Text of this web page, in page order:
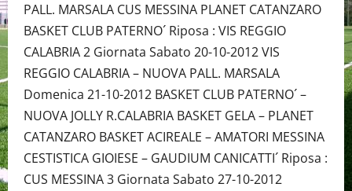
PALL. MARSALA CUS MESSINA PLANET CATANZARO
BASKET CLUB PATERNO´ Riposa : VIS REGGIO
CALABRIA 2 Giornata Sabato 20-10-2012 VIS
REGGIO CALABRIA – NUOVA PALL. MARSALA
Domenica 21-10-2012 BASKET CLUB PATERNO´ –
NUOVA JOLLY R.CALABRIA BASKET GELA – PLANET
CATANZARO BASKET ACIREALE – AMATORI MESSINA
CESTISTICA GIOIESE – GAUDIUM CANICATTI´ Riposa :
CUS MESSINA 3 Giornata Sabato 27-10-2012